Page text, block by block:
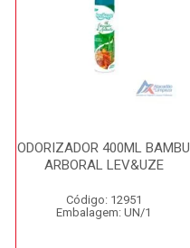
ODORIZADOR 400ML BAMBU
ARBORAL LEV&UZE
Código: 12951
Embalagem: UN/1